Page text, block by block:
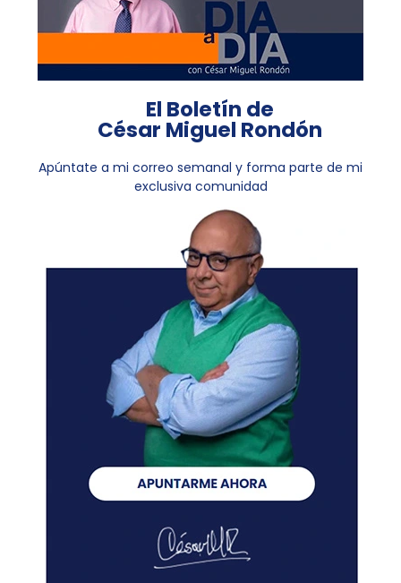
El Boletín de
César Miguel Rondón
Apúntate a mi correo semanal y forma parte de mi
exclusiva comunidad